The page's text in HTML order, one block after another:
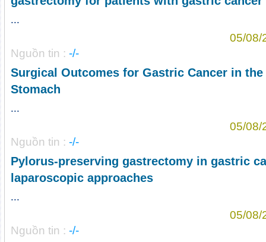
...
05/08/
Nguồn tin : -/-
Surgical Outcomes for Gastric Cancer in
Stomach
...
05/08/
Nguồn tin : -/-
Pylorus-preserving gastrectomy in gastric
laparoscopic approaches
...
05/08/
Nguồn tin : -/-